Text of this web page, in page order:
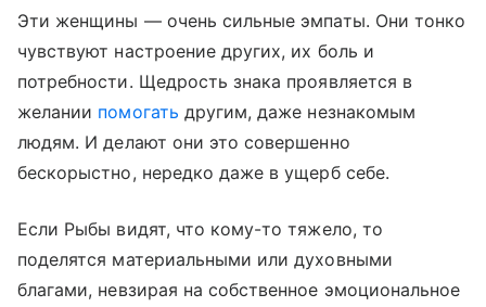
Эти женщины — очень сильные эмпаты. Они тонко
чувствуют настроение других, их боль и
потребности. Щедрость знака проявляется в
желании помогать другим, даже незнакомым
людям. И делают они это совершенно
бескорыстно, нередко даже в ущерб себе.
Если Рыбы видят, что кому-то тяжело, то
поделятся материальными или духовными
благами, невзирая на собственное эмоциональное